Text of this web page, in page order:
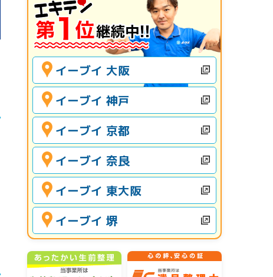
イーブイ 大阪
イーブイ 神戸
イーブイ 京都
イーブイ 奈良
イーブイ 東大阪
イーブイ 堺